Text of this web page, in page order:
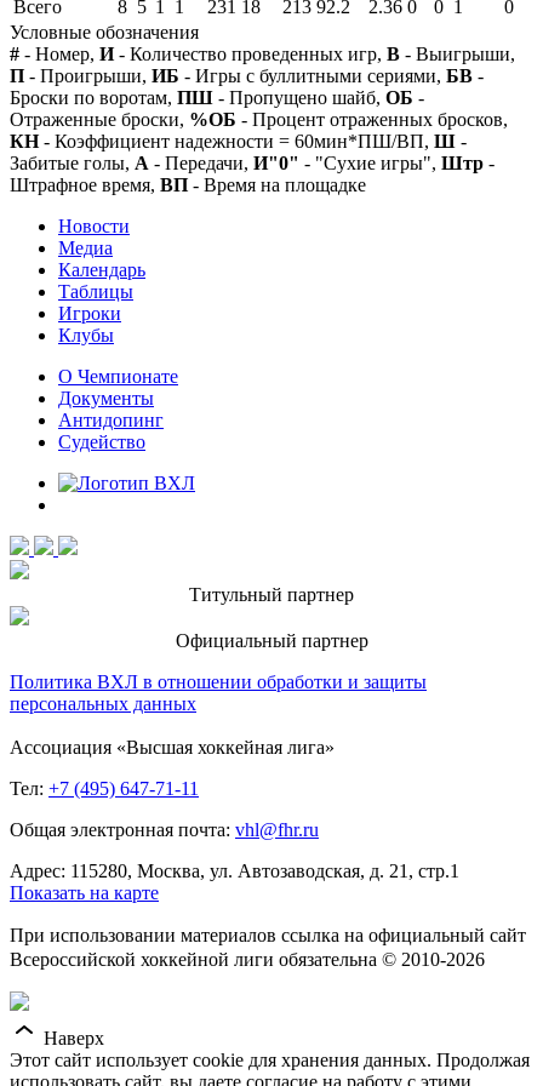
Всего
8 5 1 1 231 18 213 92.2 2.36 0 0 1
0
Условные обозначения
# - Номер, И- Количество проведенных игр, В - Выигрыши,
П - Проигрыши, ИБ - Игры с буллитными сериями, БВ -
Броски по воротам, ПШ - Пропущено шайб, ОБ -
Отраженные броски, %ОБ - Процент отраженных бросков,
КН- Коэффициент надежности = 60мин*ПШ/ВП, Ш -
Забитые голы, А - Передачи, И"0" - "Сухие игры", Штр -
Штрафное время, ВП - Время на площадке
Новости
Медиа
Календарь
Таблицы
Игроки
Клубы
О Чемпионате
Документы
Антидопинг
Судейство
Титульный партнер
Официальный партнер
Политика ВХЛ в отношении обработки и защиты
персональных данных
Ассоциация «Высшая хоккейная лига»
Тел: +7 (495) 647-71-11
Общая электронная почта: vhl@fhr.ru
Адрес: 115280, Москва, ул. Автозаводская, д. 21, стр.1
Показать на карте
При использовании материалов ссылка на официальный сайт
Всероссийской хоккейной лиги обязательна © 2010-2026
Наверх
Этот сайт использует cookie для хранения данных. Продолжая
использовать сайт, вы даете согласие на работу с этими